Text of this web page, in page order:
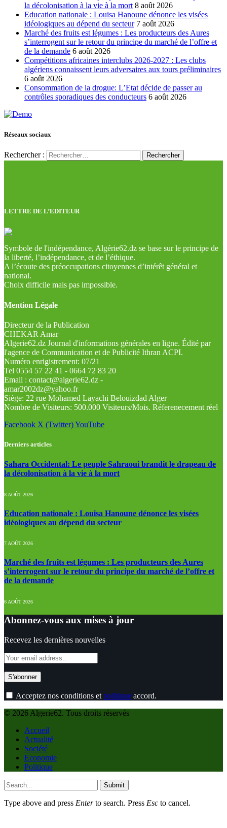
la décolonisation à la vie à la mort 8 août 2026
Education nationale : Louisa Hanoune dénonce les visées
idéologiques au dépend du secteur 7 août 2026
Marché des fruits est légumes : Les producteurs des Aures
s’interrogent sur le retour du principe du marché de l’offre et
de la demande 6 août 2026
Compétitions africaines interclubs 2026-2027 : Les clubs
algériens connaissent leurs adversaires aux tours préliminaires
6 août 2026
Consommation de la drogue: L’Etat décide de passer au
contrôles sporadiques des conducteurs 6 août 2026
Réseaux sociaux
Rechercher :
LETTRE DE L’EDITEUR
Symbole de l'indépendance, Algérie62.dz se base sur le principe de
la liberté, l’indépendance, et de l’éthique.
A l’écoute des préoccupations citoyennes d’intérêt général et
national.
Choix difficile mais pas impossible.
Mention Légale
Directeur de la Publication
CHEKAR Amar
Algerie62.dz Journal d'informations générales en ligne. Édité par
l'agence de Communication et de Publicité Ithran ACPI.
Numéro enrigistrement: 07/21
Tel 0554 57 22 41 - 0664 72 83 20
Email : contact@algerie62.dz -
amar2002dz@yahoo.fr
Siège: 22 rue Mohamed Layachi Belouizdad Alger
Nombre de Visiteurs: 500.000 Visiteurs/Mois. Réferenecement réel
Facebook X (Twitter)YouTube
Derniers articles
Sahara Occidental: Le peuple Sahraoui brandit le drapeau de
la décolonisation à la vie à la mort
8 AOÛT 2026
Education nationale : Louisa Hanoune dénonce les visées
idéologiques au dépend du secteur
7 AOÛT 2026
Marché des fruits est légumes : Les producteurs des Aures
s’interrogent sur le retour du principe du marché de l’offre et
de la demande
6 AOÛT 2026
Abonnez-vous aux mises à jour
Recevez les dernières nouvelles
Acceptez nos conditions et politique accord.
© 2026 Algerie62. Tous droits réservés
Accueil
Actualité
Société
Economie
Politique
Submit
Type above and press Enterto search. Press Esc to cancel.